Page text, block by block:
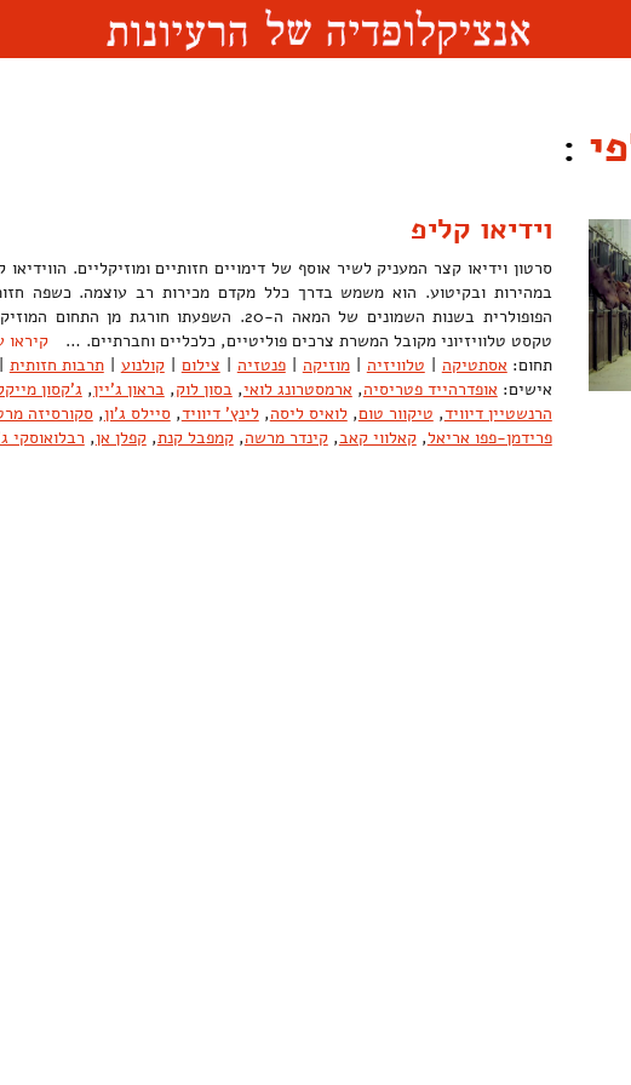
:
וידיאו קליפ
סרטון וידיאו קצר המעניק לשיר אוסף של דימויים חזותיים ומוזיקליים.
במהירות ובקיטוע. הוא משמש בדרך כלל מקדם מכירות רב עוצמה. כשפה
הפופולרית בשנות השמונים של המאה ה-20. השפעתו
טקסט טלוויזיוני מקובל המשרת צרכים פוליטיים, כלכליים וחברתיים. …קיראו
תחום: אסתטיקה | טלוויזיה | מוזיקה | פנטזיה | צילום | קולנוע | תרבות חזותית |
אישים: אופדרהייד פטריסיה, ארמסטרונג לואי,בסון לוק,בראון ג'יין, ג'קסון
הרנשטיין דיוויד, טיקוור טום,לואיס ליסה,לינץ' דיוויד,סיילס ג'ון,סקורסיזה
פרידמן-פפו אריאל,קאלווי קאב,קינדר מרשה,קמפבל קנת,קפלן אן, רבלואוסקי